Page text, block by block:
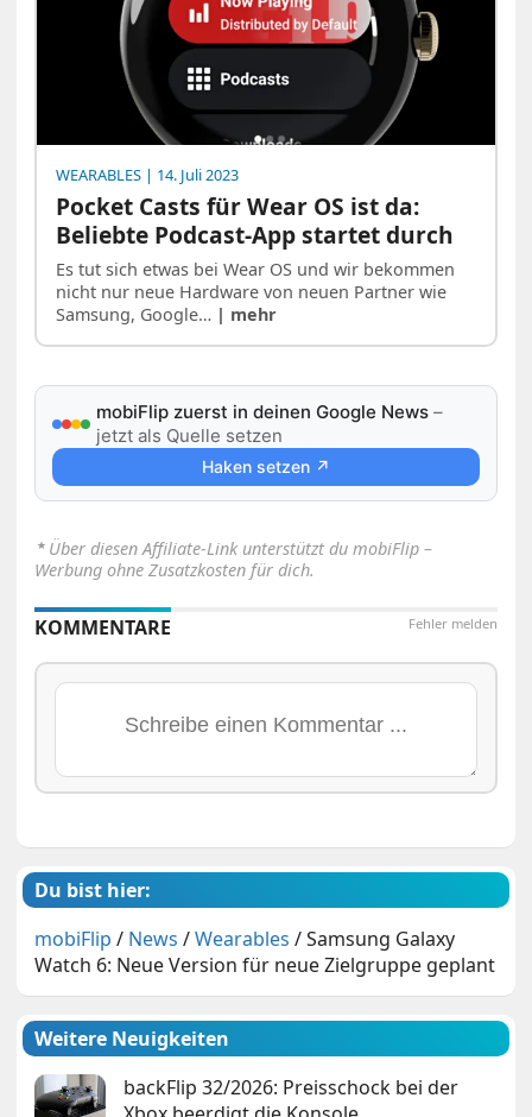
WEARABLES | 14. Juli 2023
Pocket Casts für Wear OS ist da:
Beliebte Podcast-App startet durch
Es tut sich etwas bei Wear OS und wir bekommen
nicht nur neue Hardware von neuen Partner wie
Samsung, Google… | mehr
mobiFlip zuerst in deinen Google News –
jetzt als Quelle setzen
Haken setzen ↗
⋆ Über diesen Affiliate-Link unterstützt du mobiFlip –
Werbung ohne Zusatzkosten für dich.
Fehler melden
KOMMENTARE
Du bist hier:
mobiFlip / News /Wearables /Samsung Galaxy
Watch 6: Neue Version für neue Zielgruppe geplant
Weitere Neuigkeiten
backFlip 32/2026: Preisschock bei der